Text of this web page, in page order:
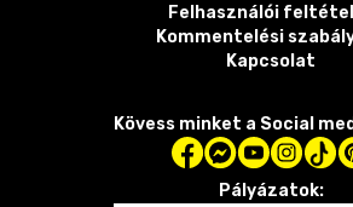
Felhasználói
Kommentelési
Kapcsolat
Kövess minket a Social
Pályázatok: